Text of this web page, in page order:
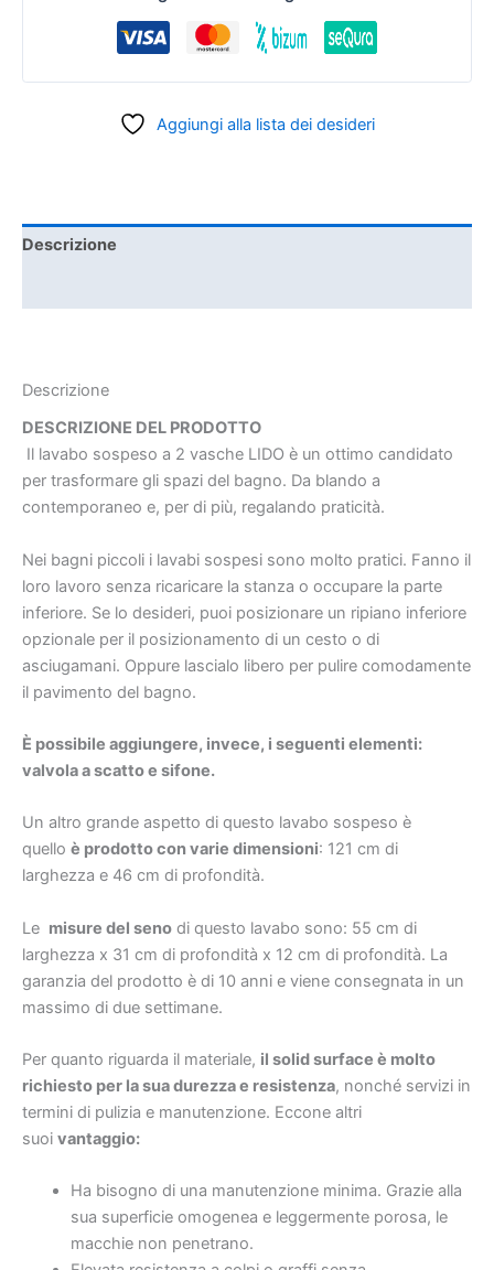
Aggiungi alla lista dei desideri
Descrizione
Descrizione
DESCRIZIONE DEL PRODOTTO
Il lavabo sospeso a 2 vasche LIDO è un ottimo candidato
per trasformare gli spazi del bagno. Da blando a
contemporaneo e, per di più, regalando praticità.
Nei bagni piccoli i lavabi sospesi sono molto pratici. Fanno il
loro lavoro senza ricaricare la stanza o occupare la parte
inferiore. Se lo desideri, puoi posizionare un ripiano inferiore
opzionale per il posizionamento di un cesto o di
asciugamani. Oppure lascialo libero per pulire comodamente
il pavimento del bagno.
È possibile aggiungere, invece, i seguenti elementi:
valvola a scatto e sifone.
Un altro grande aspetto di questo lavabo sospeso è
quello è prodotto con varie dimensioni: 121 cm di
larghezza e 46 cm di profondità.
Le misure del seno di questo lavabo sono: 55 cm di
larghezza x 31 cm di profondità x 12 cm di profondità. La
garanzia del prodotto è di 10 anni e viene consegnata in un
massimo di due settimane.
Per quanto riguarda il materiale, il solid surface è molto
richiesto per la sua durezza e resistenza, nonché servizi in
termini di pulizia e manutenzione. Eccone altri
suoi vantaggio:
Ha bisogno di una manutenzione minima. Grazie alla
sua superficie omogenea e leggermente porosa, le
macchie non penetrano.